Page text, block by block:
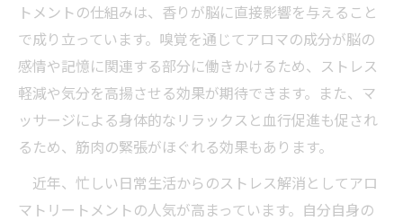
トメントの仕組みは、香りが脳に直接影響を与えること
で成り立っています。嗅覚を通じてアロマの成分が脳の
感情や記憶に関連する部分に働きかけるため、ストレス
軽減や気分を高揚させる効果が期待できます。また、マ
ッサージによる身体的なリラックスと血行促進も促され
るため、筋肉の緊張がほぐれる効果もあります。
近年、忙しい日常生活からのストレス解消としてアロ
マトリートメントの人気が高まっています。自分自身の